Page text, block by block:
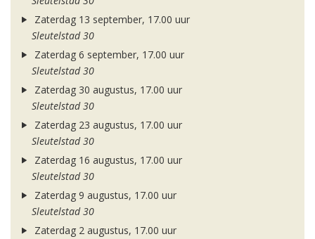
Zaterdag 13 september, 17.00 uur
Sleutelstad 30
Zaterdag 6 september, 17.00 uur
Sleutelstad 30
Zaterdag 30 augustus, 17.00 uur
Sleutelstad 30
Zaterdag 23 augustus, 17.00 uur
Sleutelstad 30
Zaterdag 16 augustus, 17.00 uur
Sleutelstad 30
Zaterdag 9 augustus, 17.00 uur
Sleutelstad 30
Zaterdag 2 augustus, 17.00 uur